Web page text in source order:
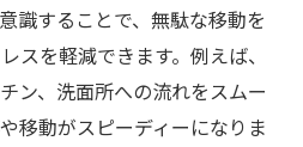
識することで、無駄な移動を
スを軽減できます。例えば、
ン、洗面所への流れをスムー
移動がスピーディーになりま